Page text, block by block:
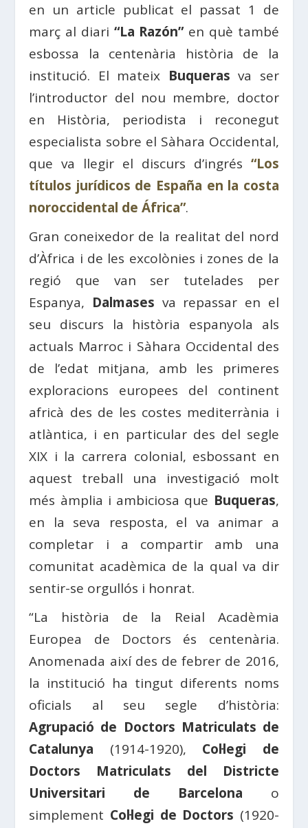
en un article publicat el passat 1 de
març al diari “La Razón”en què també
esbossa la centenària història de la
institució. El mateix Buqueras va ser
l’introductor del nou membre, doctor
en Història, periodista i reconegut
especialista sobre el Sàhara Occidental,
que va llegir el discurs d’ingrés “Los
títulos jurídicos de España en la costa
noroccidental de África”.
Gran coneixedor de la realitat del nord
d’Àfrica i de les excolònies i zones de la
regió que van ser tutelades per
Espanya, Dalmases va repassar en el
seu discurs la història espanyola als
actuals Marroc i Sàhara Occidental des
de l’edat mitjana, amb les primeres
exploracions europees del continent
africà des de les costes mediterrània i
atlàntica, i en particular des del segle
XIX i la carrera colonial, esbossant en
aquest treball una investigació molt
més àmplia i ambiciosa que Buqueras,
en la seva resposta, el va animar a
completar i a compartir amb una
comunitat acadèmica de la qual va dir
sentir-se orgullós i honrat.
“La història de la Reial Acadèmia
Europea de Doctors és centenària.
Anomenada així des de febrer de 2016,
la institució ha tingut diferents noms
oficials al seu segle d’història:
Agrupació de Doctors Matriculats de
Catalunya (1914-1920), Col·legi de
Doctors Matriculats del Districte
Universitari de Barcelona o
simplement Col·legi de Doctors (1920-